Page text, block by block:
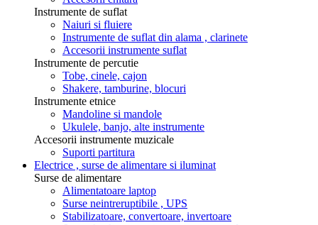
Instrumente de suflat
Naiuri si fluiere
Instrumente de suflat din alama , clarinete
Accesorii instrumente suflat
Instrumente de percutie
Tobe, cinele, cajon
Shakere, tamburine, blocuri
Instrumente etnice
Mandoline si mandole
Ukulele, banjo, alte instrumente
Accesorii instrumente muzicale
Suporti partitura
Electrice , surse de alimentare si iluminat
Surse de alimentare
Alimentatoare laptop
Surse neintreruptibile , UPS
Stabilizatoare, convertoare, invertoare